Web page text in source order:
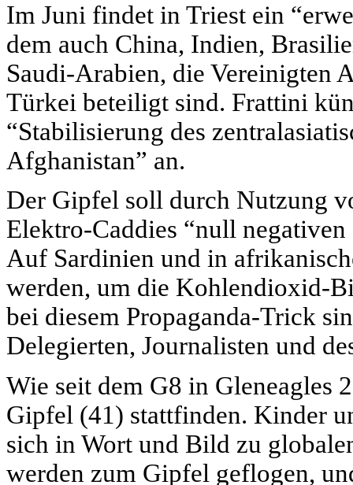
Im Juni findet in Triest ein
dem auch China, Indien,
Saudi-Arabien, die Vereinigten
Türkei beteiligt sind. Frattini
“Stabilisierung des
Afghanistan” an.
Der Gipfel soll durch Nutzung
Elektro-Caddies “null
Auf Sardinien und in
werden, um die Kohlendioxid-
bei diesem Propaganda-Trick
Delegierten, Journalisten und
Wie seit dem G8 in Gleneagles
Gipfel (41) stattfinden. Kinder
sich in Wort und Bild zu
werden zum Gipfel geflogen,